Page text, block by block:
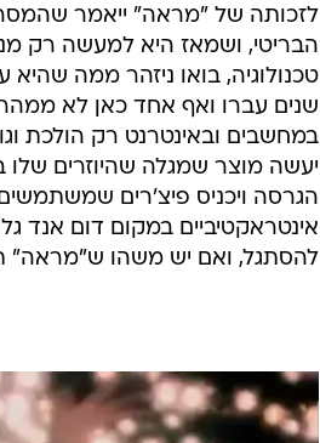
הבריטי, ושמאז היא למעשה רק
טכנולוגיה, בואו ניזהר ממה
שנים עברו ואף אחד כאן לא
במחשבים ובאינטרנט רק הולכת
יעשה מוצר שמגלה שהיוזרים
הגרסה ויכניס פיצ'רים שמשתמשים
אינטראקטיביים במקום דום אנד
להסתגל, ואם יש משהו ש"מראה"